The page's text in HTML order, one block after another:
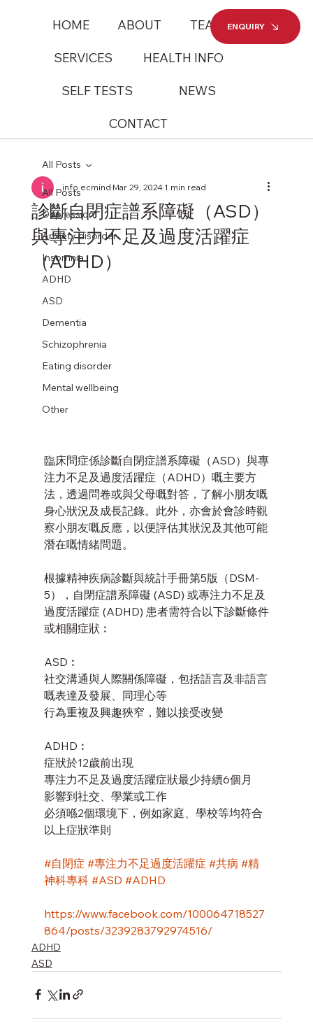
HOME ABOUT TEAM
SERVICES HEALTH INFO
SELF TESTS NEWS
CONTACT
ENQUIRY
All Posts
Depression
Anxiety disorder
Insomnia
ADHD
ASD
Dementia
Schizophrenia
Eating disorder
Mental wellbeing
Other
All Posts
診斷自閉症譜系障礙（ASD）
與專注力不足及過度活躍症
（ADHD）
info ecmindMar 29, 20241 min read
臨床問症係診斷自閉症譜系障礙（ASD）與專
注力不足及過度活躍症（ADHD）嘅主要方
法，透過問卷或與父母嘅對答，了解小朋友嘅
身心狀況及成長記錄。此外，亦會於會診時觀
察小朋友嘅反應，以便評估其狀況及其他可能
潛在嘅情緒問題。
根據精神疾病診斷與統計手冊第5版（DSM-
5），自閉症譜系障礙 (ASD) 或專注力不足及
過度活躍症 (ADHD) 患者需符合以下診斷條件
或相關症狀︰
ASD︰
社交溝通與人際關係障礙，包括語言及非語言
嘅表達及發展、同理心等
行為重複及興趣狹窄，難以接受改變
ADHD︰
症狀於12歲前出現
專注力不足及過度活躍症狀最少持續6個月
影響到社交、學業或工作
必須喺2個環境下，例如家庭、學校等均符合
以上症狀準則
#自閉症 #專注力不足過度活躍症 #共病 #精
神科專科 #ASD #ADHD
https://www.facebook.com/100064718527
864/posts/3239283792974516/
ADHD
ASD